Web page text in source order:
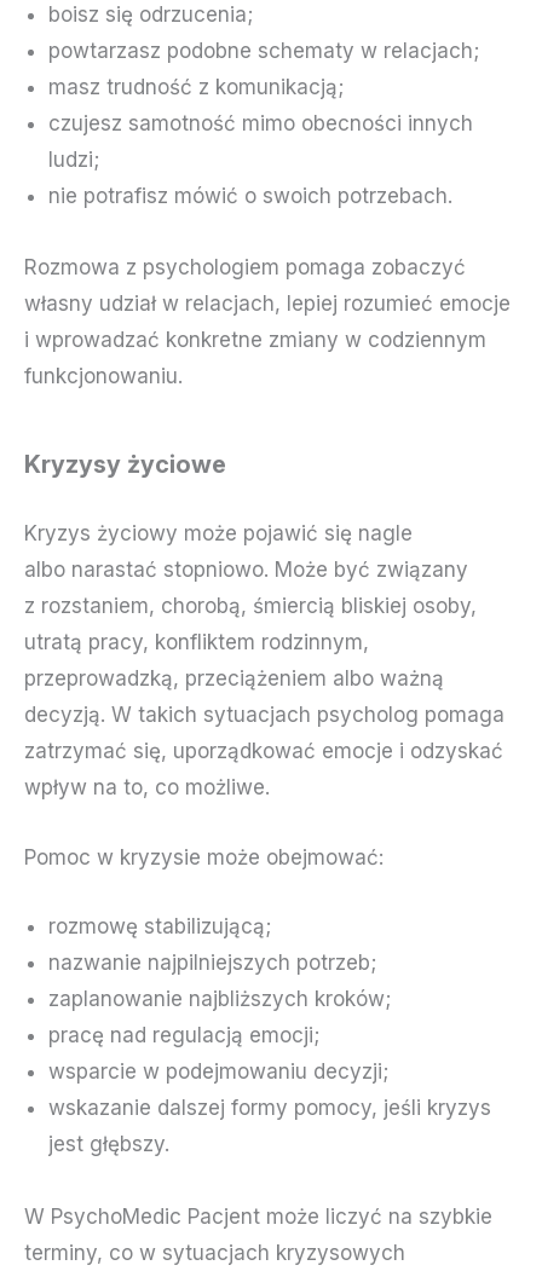
boisz się odrzucenia;
powtarzasz podobne schematy w relacjach;
masz trudność z komunikacją;
czujesz samotność mimo obecności innych
ludzi;
nie potrafisz mówić o swoich potrzebach.
Rozmowa z psychologiem pomaga zobaczyć
własny udział w relacjach, lepiej rozumieć emocje
i wprowadzać konkretne zmiany w codziennym
funkcjonowaniu.
Kryzysy życiowe
Kryzys życiowy może pojawić się nagle
albo narastać stopniowo. Może być związany
z rozstaniem, chorobą, śmiercią bliskiej osoby,
utratą pracy, konfliktem rodzinnym,
przeprowadzką, przeciążeniem albo ważną
decyzją. W takich sytuacjach psycholog pomaga
zatrzymać się, uporządkować emocje i odzyskać
wpływ na to, co możliwe.
Pomoc w kryzysie może obejmować:
rozmowę stabilizującą;
nazwanie najpilniejszych potrzeb;
zaplanowanie najbliższych kroków;
pracę nad regulacją emocji;
wsparcie w podejmowaniu decyzji;
wskazanie dalszej formy pomocy, jeśli kryzys
jest głębszy.
W PsychoMedic Pacjent może liczyć na szybkie
terminy, co w sytuacjach kryzysowych